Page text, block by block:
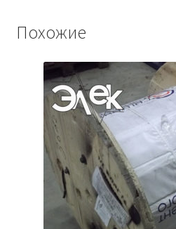
Похожие